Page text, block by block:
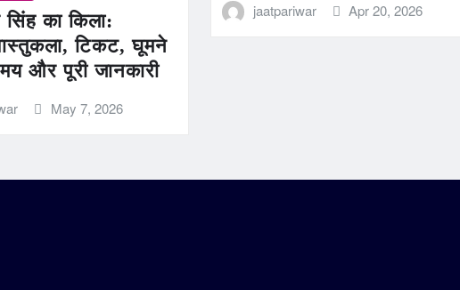
सिंह का किला:
टिकट, घूमने
और पूरी जानकारी
May 7, 2026
jaatpariwar Apr 20, 2026